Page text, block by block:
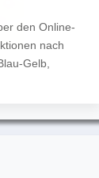
den Online-
nach
Gelb,